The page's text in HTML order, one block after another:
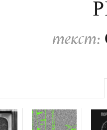
текст: